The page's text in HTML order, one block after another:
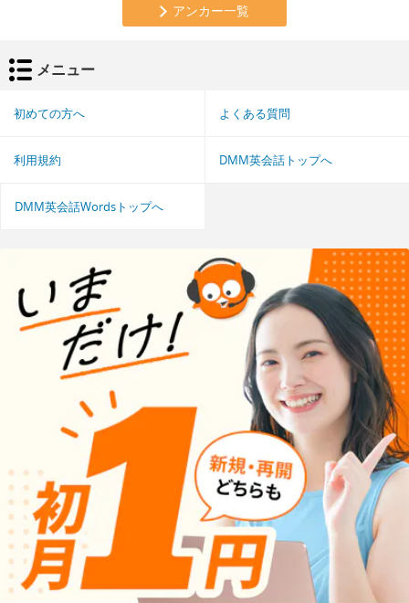
アンカー一覧
メニュー
初めての方へ よくある質問
利用規約 DMM英会話トップへ
DMM英会話Wordsトップへ